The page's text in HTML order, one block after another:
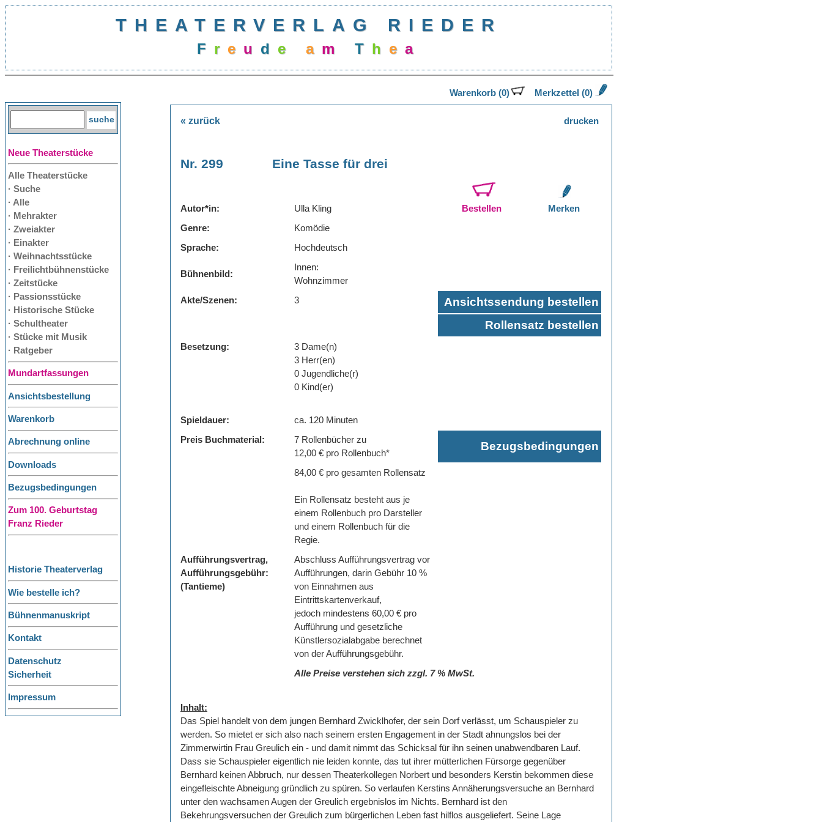
THEATERVERLAG RIEDER
F r e u d e a m T h e a
Neue Theaterstücke
Alle Theaterstücke
· Suche
· Alle
· Mehrakter
· Zweiakter
· Einakter
· Weihnachtsstücke
· Freilichtbühnenstücke
· Zeitstücke
· Passionsstücke
· Historische Stücke
· Schultheater
· Stücke mit Musik
· Ratgeber
Mundartfassungen
Ansichtsbestellung
Warenkorb
Abrechnung online
Downloads
Bezugsbedingungen
Zum 100. Geburtstag
Franz Rieder
Historie Theaterverlag
Wie bestelle ich?
Bühnenmanuskript
Kontakt
Datenschutz
Sicherheit
Impressum
Warenkorb (0) Merkzettel (0)
« zurück drucken
Nr. 299 Eine Tasse für drei
Autor*in: Ulla Kling Bestellen Merken
Genre:
Komödie
Sprache:
Hochdeutsch
Bühnenbild:
Innen:
Wohnzimmer
Akte/Szenen:
3
Ansichtssendung bestellen
Rollensatz bestellen
Besetzung:
3 Dame(n)
3 Herr(en)
0 Jugendliche(r)
0 Kind(er)
Spieldauer:
ca. 120 Minuten
Preis Buchmaterial:
7 Rollenbücher zu
12,00 € pro Rollenbuch*
Bezugsbedingungen
84,00 € pro gesamten Rollensatz
Ein Rollensatz besteht aus je
einem Rollenbuch pro Darsteller
und einem Rollenbuch für die
Regie.
Aufführungsvertrag,
Aufführungsgebühr:
(Tantieme)
Abschluss Aufführungsvertrag vor
Aufführungen, darin Gebühr 10 %
von Einnahmen aus
Eintrittskartenverkauf,
jedoch mindestens 60,00 € pro
Aufführung und gesetzliche
Künstlersozialabgabe berechnet
von der Aufführungsgebühr.
Alle Preise verstehen sich zzgl. 7 % MwSt.
Inhalt:
Das Spiel handelt von dem jungen Bernhard Zwicklhofer, der sein Dorf verlässt, um Schauspieler zu
werden. So mietet er sich also nach seinem ersten Engagement in der Stadt ahnungslos bei der
Zimmerwirtin Frau Greulich ein - und damit nimmt das Schicksal für ihn seinen unabwendbaren Lauf.
Dass sie Schauspieler eigentlich nie leiden konnte, das tut ihrer mütterlichen Fürsorge gegenüber
Bernhard keinen Abbruch, nur dessen Theaterkollegen Norbert und besonders Kerstin bekommen diese
eingefleischte Abneigung gründlich zu spüren. So verlaufen Kerstins Annäherungsversuche an Bernhard
unter den wachsamen Augen der Greulich ergebnislos im Nichts. Bernhard ist den
Bekehrungsversuchen der Greulich zum bürgerlichen Leben fast hilflos ausgeliefert. Seine Lage